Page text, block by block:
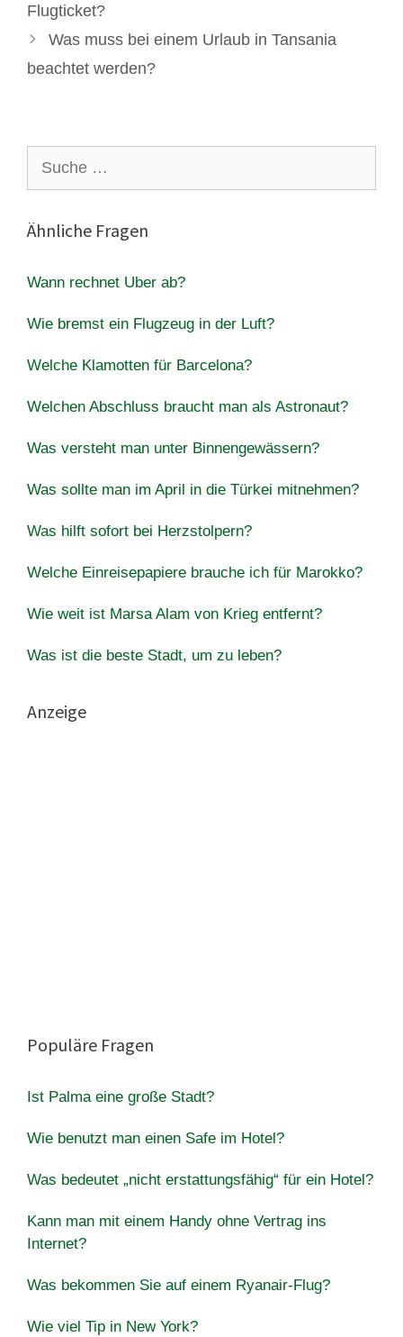
Flugticket?
Was muss bei einem Urlaub in Tansania
beachtet werden?
nach:
Ähnliche Fragen
Wann rechnet Uber ab?
Wie bremst ein Flugzeug in der Luft?
Welche Klamotten für Barcelona?
Welchen Abschluss braucht man als Astronaut?
Was versteht man unter Binnengewässern?
Was sollte man im April in die Türkei mitnehmen?
Was hilft sofort bei Herzstolpern?
Welche Einreisepapiere brauche ich für Marokko?
Wie weit ist Marsa Alam von Krieg entfernt?
Was ist die beste Stadt, um zu leben?
Anzeige
Populäre Fragen
Ist Palma eine große Stadt?
Wie benutzt man einen Safe im Hotel?
Was bedeutet „nicht erstattungsfähig“ für ein Hotel?
Kann man mit einem Handy ohne Vertrag ins
Internet?
Was bekommen Sie auf einem Ryanair-Flug?
Wie viel Tip in New York?